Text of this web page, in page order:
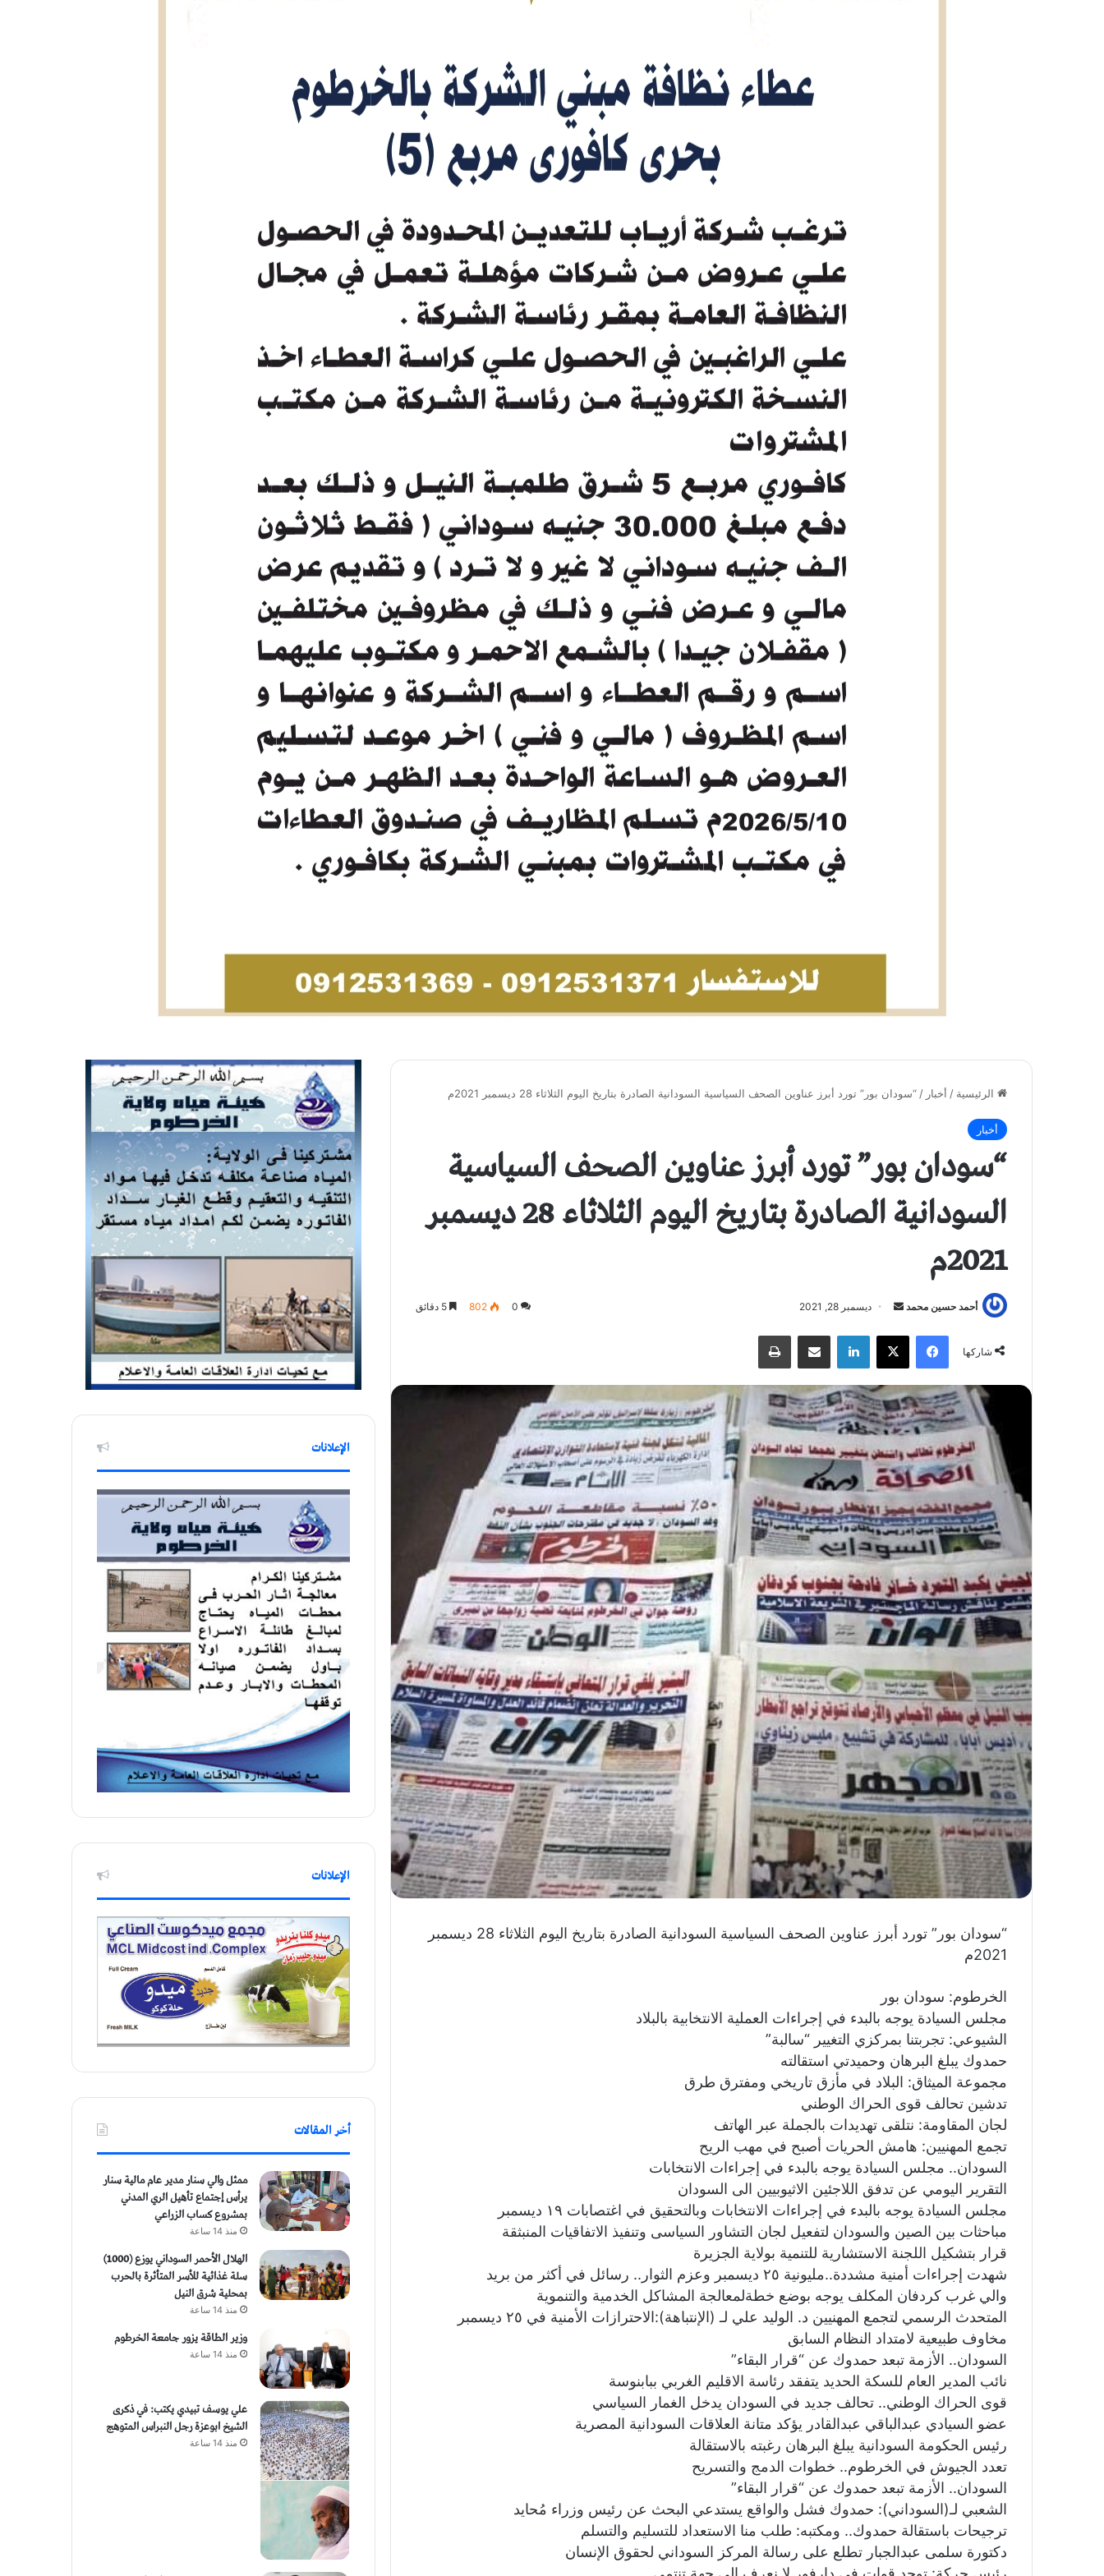
الرئيسية / أخبار / “سودان بور” تورد أبرز عناوين الصحف السياسية السودانية الصادرة بتاريخ اليوم الثلاثاء 28 ديسمبر 2021م
أخبار
“سودان بور” تورد أبرز عناوين الصحف السياسية
السودانية الصادرة بتاريخ اليوم الثلاثاء 28 ديسمبر
2021م
أحمد حسين محمد
س
ب
ر
ي
ا
إ
ك
ر
و
ن
ي
ديسمبر 28, 2021 0
802
شاركها
فيسبوك لينكدإن
“سودان بور” تورد أبرز عناوين الصحف السياسية السودانية الصادرة بتاريخ اليوم الثلاثاء 28 ديسمبر
2021م
الخرطوم: سودان بور
مجلس السيادة يوجه بالبدء في إجراءات العملية الانتخابية بالبلاد
الشيوعي: تجربتنا بمركزي التغيير “سالبة”
حمدوك يبلغ البرهان وحميدتي استقالته
مجموعة الميثاق: البلاد في مأزق تاريخي ومفترق طرق
تدشين تحالف قوى الحراك الوطني
لجان المقاومة: نتلقى تهديدات بالجملة عبر الهاتف
تجمع المهنيين: هامش الحريات أصبح في مهب الريح
السودان.. مجلس السيادة يوجه بالبدء في إجراءات الانتخابات
التقرير اليومي عن تدفق اللاجئين الاثيوبيين الى السودان
مجلس السيادة يوجه بالبدء في إجراءات الانتخابات وبالتحقيق في اغتصابات ١٩ ديسمبر
مباحثات بين الصين والسودان لتفعيل لجان التشاور السياسى وتنفيذ الاتفاقيات المنبثقة
قرار بتشكيل اللجنة الاستشارية للتنمية بولاية الجزيرة
شهدت إجراءات أمنية مشددة..مليونية ٢٥ ديسمبر وعزم الثوار.. رسائل في أكثر من بريد
والي غرب كردفان المكلف يوجه بوضع خطةلمعالجة المشاكل الخدمية والتنموية
المتحدث الرسمي لتجمع المهنيين د. الوليد علي لـ (الإنتباهة):الاحترازات الأمنية في ٢٥ ديسمبر
مخاوف طبيعية لامتداد النظام السابق
السودان.. الأزمة تبعد حمدوك عن “قرار البقاء”
نائب المدير العام للسكة الحديد يتفقد رئاسة الاقليم الغربي ببابنوسة
قوى الحراك الوطني.. تحالف جديد في السودان يدخل الغمار السياسي
عضو السيادي عبدالباقي عبدالقادر يؤكد متانة العلاقات السودانية المصرية
رئيس الحكومة السودانية يبلغ البرهان رغبته بالاستقالة
تعدد الجيوش في الخرطوم.. خطوات الدمج والتسريح
السودان.. الأزمة تبعد حمدوك عن “قرار البقاء”
الشعبي لـ(السوداني): حمدوك فشل والواقع يستدعي البحث عن رئيس وزراء مُحايد
ترجيحات باستقالة حمدوك.. ومكتبه: طلب منا الاستعداد للتسليم والتسلم
دكتورة سلمى عبدالجبار تطلع على رسالة المركز السوداني لحقوق الإنسان
الإعلانات
الإعلانات
أخر المقالات
ممثل والي سنار مدير عام مالية سنار
يرأس إجتماع تأهيل الري المدني
بمشروع كساب الزراعي
منذ 14 ساعة
الهلال الأحمر السوداني يوزع (1000)
سلة غذائية للأسر المتأثرة بالحرب
بمحلية شرق النيل
منذ 14 ساعة
وزير الطاقة يزور جامعة الخرطوم
منذ 14 ساعة
علي يوسف تبيدي يكتب: في ذكرى
الشيخ ابوعزة رجل النبراس المتوهج
منذ 14 ساعة